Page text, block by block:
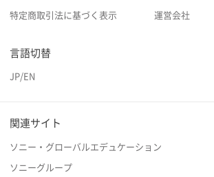
特定商取引法に基づく表示 運営会社
言語切替
JP/EN
関連サイト
ソニー・グローバルエデュケーション
ソニーグループ